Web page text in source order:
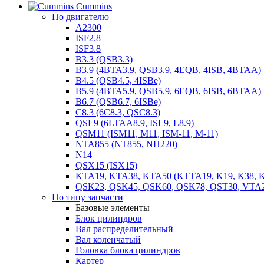
Cummins
По двигателю
A2300
ISF2.8
ISF3.8
B3.3 (QSB3.3)
B3.9 (4BTA3.9, QSB3.9, 4EQB, 4ISB, 4BTAA)
B4.5 (QSB4.5, 4ISBe)
B5.9 (4BTA5.9, QSB5.9, 6EQB, 6ISB, 6BTAA)
B6.7 (QSB6.7, 6ISBe)
C8.3 (6C8.3, QSC8.3)
QSL9 (6LTAA8.9, ISL9, L8.9)
QSM11 (ISM11, M11, ISM-11, M-11)
NTA855 (NT855, NH220)
N14
QSX15 (ISX15)
KTA19, KTA38, KTA50 (KTTA19, K19, K38,
QSK23, QSK45, QSK60, QSK78, QST30,
По типу запчасти
Базовые элементы
Блок цилиндров
Вал распределительный
Вал коленчатый
Головка блока цилиндров
Картер